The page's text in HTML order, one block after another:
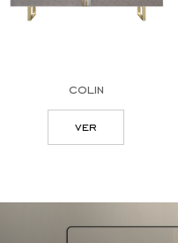
colin
ver